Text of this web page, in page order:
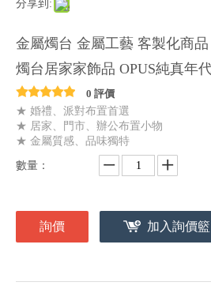
分享到:
金屬燭台 金屬工藝 客製化商
燭台居家家飾品 OPUS純真年
0 評價
★ 婚禮、派對布置首選
★ 居家、門市、辦公布置小物
★ 金屬質感、品味獨特
數量：
詢價 加入詢價籃